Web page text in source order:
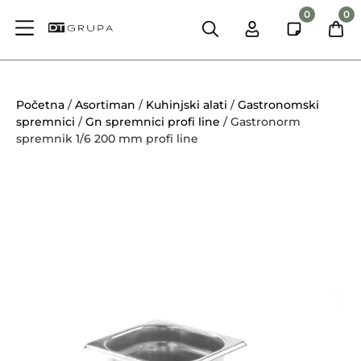
0 0
Početna /Asortiman / Kuhinjski alati /Gastronomski
spremnici /Gn spremnici profi line / Gastronorm
spremnik 1/6 200 mm profi line